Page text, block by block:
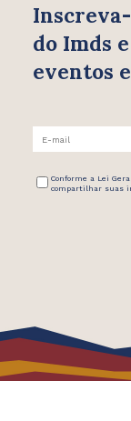
do Imds
eventos
Conforme a Lei
compartilhar suas